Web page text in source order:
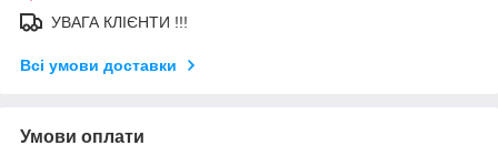
УВАГА КЛІЄНТИ !!!
Всі умови доставки
Умови оплати